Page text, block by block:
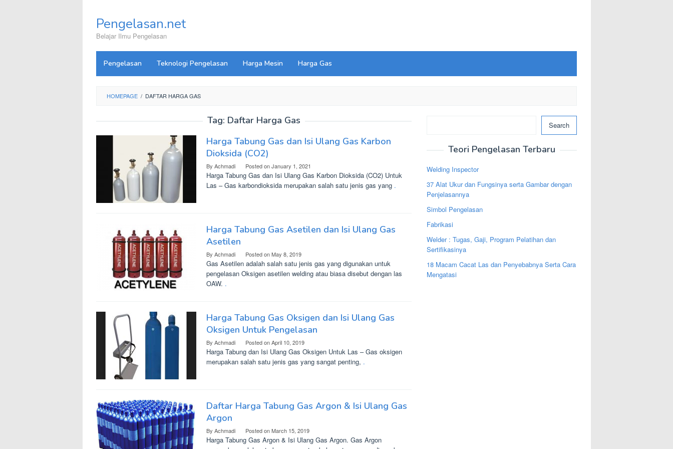
contentPengelasan.net
Belajar Ilmu Pengelasan
Pengelasan Teknologi Pengelasan Harga Mesin Harga Gas
HOMEPAGE / DAFTAR HARGA GAS
Tag: Daftar Harga Gas
Harga Tabung Gas dan Isi Ulang Gas Karbon
Dioksida (CO2)
By Achmadi Posted onJanuary 1, 2021
Harga Tabung Gas dan Isi Ulang Gas Karbon Dioksida (CO2) Untuk
Las – Gas karbondioksida merupakan salah satu jenis gas yang .
Harga Tabung Gas Asetilen dan Isi Ulang Gas
Asetilen
By Achmadi Posted onMay 8, 2019
Gas Asetilen adalah salah satu jenis gas yang digunakan untuk
pengelasan Oksigen asetilen welding atau biasa disebut dengan las
OAW. .
Harga Tabung Gas Oksigen dan Isi Ulang Gas
Oksigen Untuk Pengelasan
By Achmadi Posted onApril 10, 2019
Harga Tabung dan Isi Ulang Gas Oksigen Untuk Las – Gas oksigen
merupakan salah satu jenis gas yang sangat penting, .
Daftar Harga Tabung Gas Argon & Isi Ulang Gas
Argon
By Achmadi Posted onMarch 15, 2019
Harga Tabung Gas Argon & Isi Ulang Gas Argon. Gas Argon
Search
Teori Pengelasan Terbaru
Welding Inspector
37 Alat Ukur dan Fungsinya serta Gambar dengan
Penjelasannya
Simbol Pengelasan
Fabrikasi
Welder : Tugas, Gaji, Program Pelatihan dan
Sertifikasinya
18 Macam Cacat Las dan Penyebabnya Serta Cara
Mengatasi